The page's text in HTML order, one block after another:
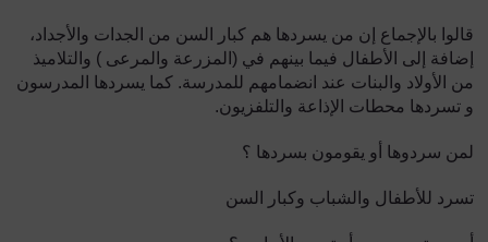
قالوا بالإجماع إن من يسردها هم كبار السن من الجدات والأجداد،
إضافة إلى الأطفال فيما بينهم في (المزرعة والمرعى ) والتلاميذ
من الأولاد والبنات عند انضمامهم للمدرسة. كما يسردها المدرسون
و تسردها محطات الإذاعة والتلفزيون.
لمن سردوها أو يقومون بسردها ؟
تسرد للأطفال والشباب وكبار السن